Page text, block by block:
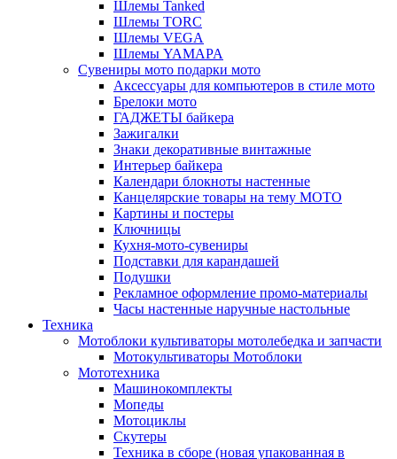
Шлемы Tanked
Шлемы TORC
Шлемы VEGA
Шлемы YAMAPA
Сувениры мото подарки мото
Аксессуары для компьютеров в стиле мото
Брелоки мото
ГАДЖЕТЫ байкера
Зажигалки
Знаки декоративные винтажные
Интерьер байкера
Календари блокноты настенные
Канцелярские товары на тему МОТО
Картины и постеры
Ключницы
Кухня-мото-сувениры
Подставки для карандашей
Подушки
Рекламное оформление промо-материалы
Часы настенные наручные настольные
Техника
Мотоблоки культиваторы мотолебедка и запчасти
Мотокультиваторы Мотоблоки
Мототехника
Машинокомплекты
Мопеды
Мотоциклы
Скутеры
Техника в сборе (новая упакованная в